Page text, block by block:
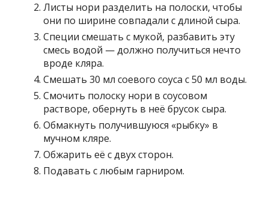
Листы нори разделить на полоски, чтобы
они по ширине совпадали с длиной сыра.
Специи смешать с мукой, разбавить эту
смесь водой — должно получиться нечто
вроде кляра.
Смешать 30 мл соевого соуса с 50 мл воды.
Смочить полоску нори в соусовом
растворе, обернуть в неё брусок сыра.
Обмакнуть получившуюся «рыбку» в
мучном кляре.
Обжарить её с двух сторон.
Подавать с любым гарниром.